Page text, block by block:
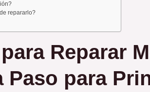
repararlo?
Reparar
Paso para